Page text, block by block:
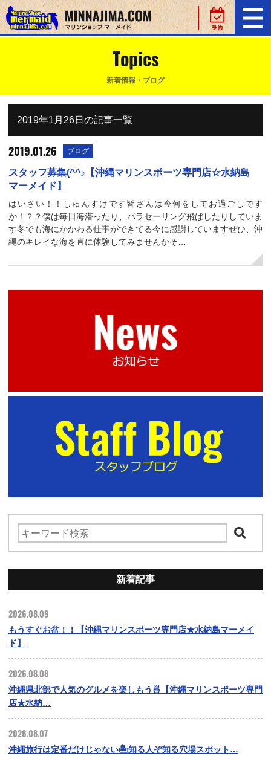
Topics
新着情報・ブログ
2019年1月26日の記事一覧
2019.01.26 ブログ
スタッフ募集(^^♪【沖縄マリンスポーツ専門店☆水納島
マーメイド】
はいさい！！しゅんすけです皆さんは今何をしてお過ごしです
か！？？僕は毎日海潜ったり、パラセーリング飛ばしたりしていま
す冬でも海にかかわる仕事ができてる今に感謝していますぜひ、沖
縄のキレイな海を直に体験してみませんかそ…
新着記事
2026.08.09
もうすぐお盆！！【沖縄マリンスポーツ専門店★水納島マーメイ
ド】
2026.08.08
沖縄県北部で人気のグルメを楽しもう🍜【沖縄マリンスポーツ専門
店★水納…
2026.08.07
沖縄旅行は定番だけじゃない🏝️知る人ぞ知る穴場スポット…